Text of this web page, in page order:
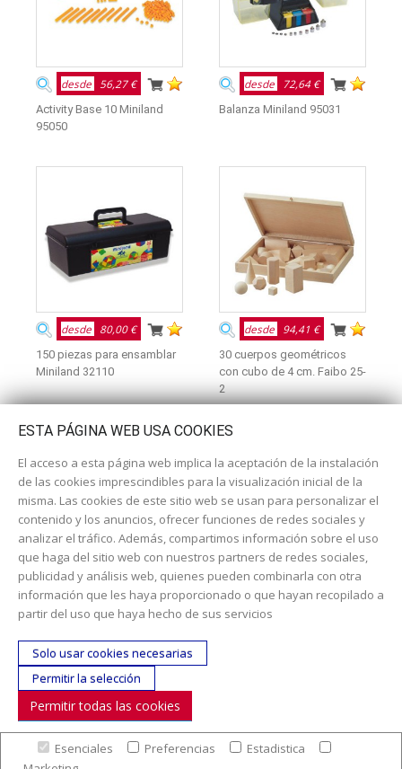
desde 56,27 €
Activity Base 10 Miniland
95050
desde 72,64 €
Balanza Miniland 95031
desde 80,00 €
150 piezas para ensamblar
Miniland 32110
desde 94,41 €
30 cuerpos geométricos
con cubo de 4 cm. Faibo 25-
2
Dirección:c/ Cercedilla nº 14, 28925 Alcorcón
Email:contacta aquí
Teléfono:913519435
SÍGUENOS
© Copyright 2017. Todos los derechos reservados. |Nuestra
ESTA PÁGINA WEB USA COOKIES
El acceso a esta página web implica la aceptación de la instalación
de las cookies imprescindibles para la visualización inicial de la
misma. Las cookies de este sitio web se usan para personalizar el
contenido y los anuncios, ofrecer funciones de redes sociales y
analizar el tráfico. Además, compartimos información sobre el uso
que haga del sitio web con nuestros partners de redes sociales,
publicidad y análisis web, quienes pueden combinarla con otra
información que les haya proporcionado o que hayan recopilado a
partir del uso que haya hecho de sus servicios
Solo usar cookies necesarias
Permitir la selección
Permitir todas las cookies
Esenciales Preferencias
Estadistica